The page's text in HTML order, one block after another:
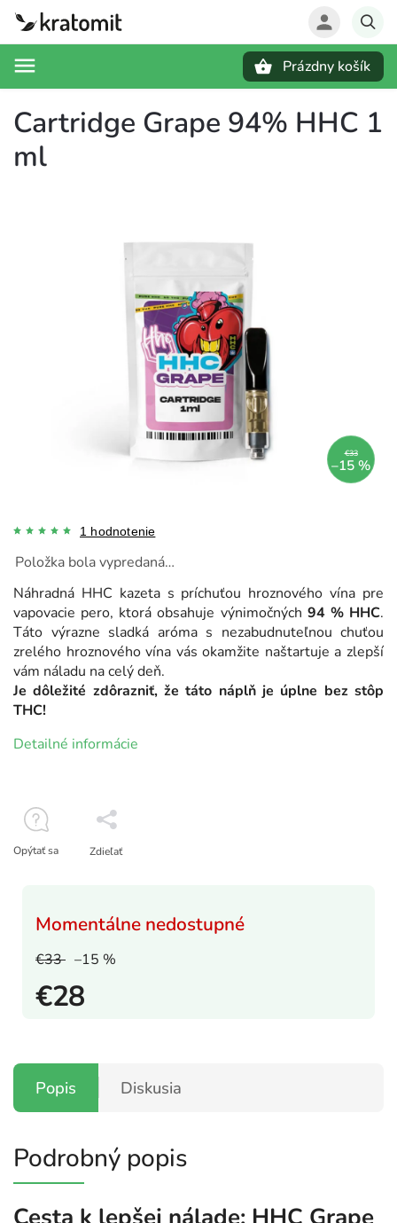
Prázdny košík
Cartridge Grape 94% HHC 1
ml
€33
–15 %
1 hodnotenie
€33 –15 %
€28
Momentálne nedostupné
Položka bola vypredaná…
Náhradná HHC kazeta s príchuťou hroznového vína pre
vapovacie pero, ktorá obsahuje výnimočných 94 % HHC.
Táto výrazne sladká aróma s nezabudnuteľnou chuťou
zrelého hroznového vína vás okamžite naštartuje a zlepší
vám náladu na celý deň.
Je dôležité zdôrazniť, že táto náplň je úplne bez stôp
THC!
Detailné informácie
Opýtať sa Zdieľať
Popis Diskusia
Podrobný popis
Cesta k lepšej nálade: HHC Grape